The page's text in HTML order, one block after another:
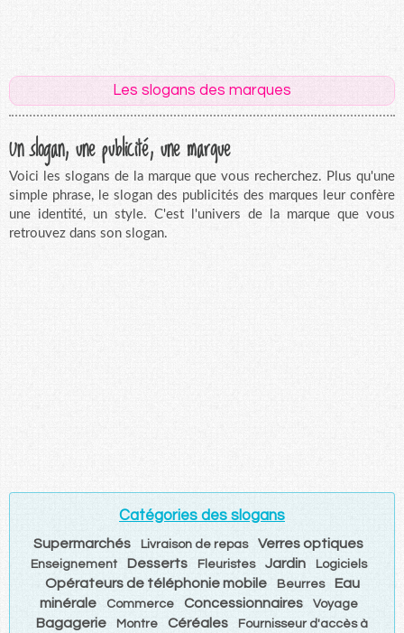
Les slogans des marques
Un slogan, une publicité, une marque
Voici les slogans de la marque que vous recherchez. Plus qu'une
simple phrase, le slogan des publicités des marques leur confère
une identité, un style. C'est l'univers de la marque que vous
retrouvez dans son slogan.
Catégories des slogans
Supermarchés Livraison de repas Verres optiques
Enseignement Desserts Fleuristes Jardin Logiciels
Opérateurs de téléphonie mobile Beurres
Eau
minérale
Commerce Concessionnaires Voyage
Bagagerie Montre Céréales Fournisseur d'accès à